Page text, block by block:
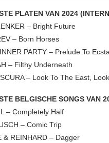
PLATEN VAN 2024
– Bright Future
– Born Horses
PARTY – Prelude To
– Filthy Underneath
– Look To The East,
BELGISCHE SONGS VAN
– Completely Half
– Comic Trip
& REINHARD – Dagger